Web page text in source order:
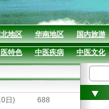
地区 华南地区 国内旅游
特色 中医疾病 中医文化
日)
688